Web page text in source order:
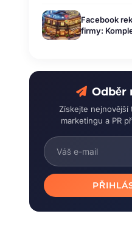
Facebook
firmy:
Odběr
Získejte nejnovější
marketingu a PR